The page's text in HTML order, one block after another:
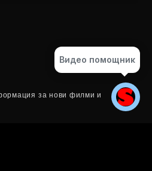
за нови филми и
Видео помощник